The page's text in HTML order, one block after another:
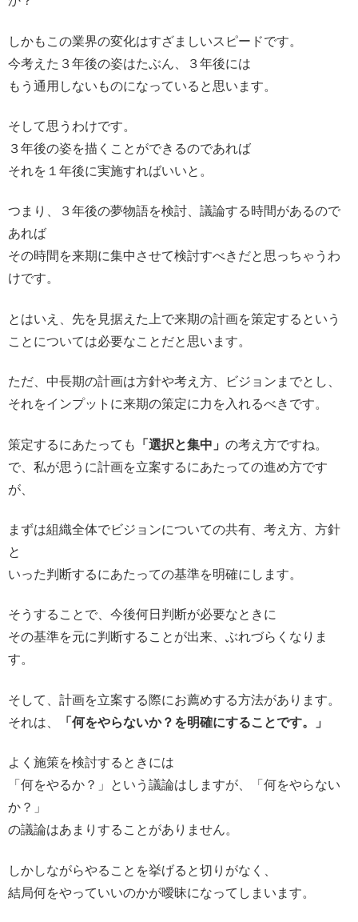
しかもこの業界の変化はすざましいスピードです。
今考えた３年後の姿はたぶん、３年後には
もう通用しないものになっていると思います。
そして思うわけです。
３年後の姿を描くことができるのであれば
それを１年後に実施すればいいと。
つまり、３年後の夢物語を検討、議論する時間があるので
あれば
その時間を来期に集中させて検討すべきだと思っちゃうわ
けです。
とはいえ、先を見据えた上で来期の計画を策定するという
ことについては必要なことだと思います。
ただ、中長期の計画は方針や考え方、ビジョンまでとし、
それをインプットに来期の策定に力を入れるべきです。
策定するにあたっても 「選択と集中」 の考え方ですね。
で、私が思うに計画を立案するにあたっての進め方です
が、
まずは組織全体でビジョンについての共有、考え方、方針
と
いった判断するにあたっての基準を明確にします。
そうすることで、今後何日判断が必要なときに
その基準を元に判断することが出来、ぶれづらくなりま
す。
そして、計画を立案する際にお薦めする方法があります。
それは、
「何をやらないか？を明確にすることです。」
よく施策を検討するときには
「何をやるか？」という議論はしますが、「何をやらない
か？」
の議論はあまりすることがありません。
しかしながらやることを挙げると切りがなく、
結局何をやっていいのかが曖昧になってしまいます。